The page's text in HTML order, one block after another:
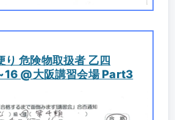
り 危険物取扱者 乙四
@大阪講習会場 Part3